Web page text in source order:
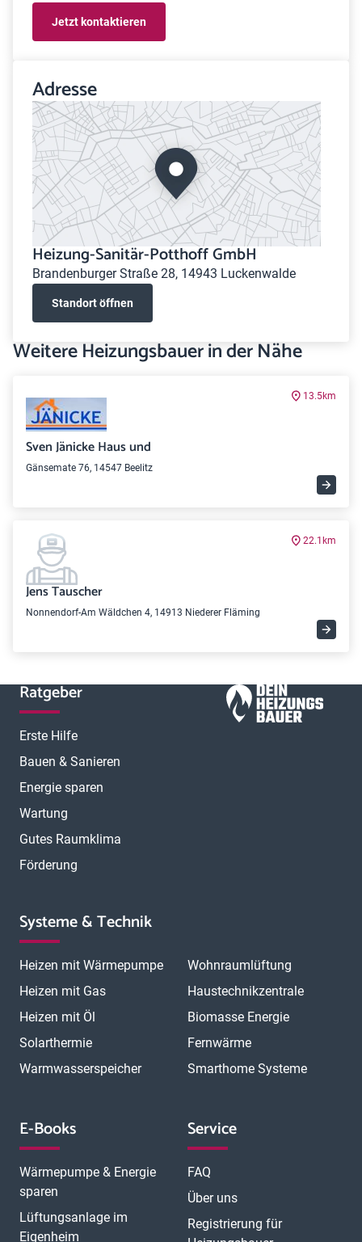
Jetzt kontaktieren
Adresse
Heizung-Sanitär-Potthoff GmbH
Brandenburger Straße 28, 14943 Luckenwalde
Standort öffnen
Weitere Heizungsbauer in der Nähe
13.5km
Sven Jänicke Haus und
Gänsemate 76, 14547 Beelitz
22.1km
Jens Tauscher
Nonnendorf-Am Wäldchen 4, 14913 Niederer Fläming
Ratgeber
Erste Hilfe
Bauen & Sanieren
Energie sparen
Wartung
Gutes Raumklima
Förderung
Systeme & Technik
Heizen mit Wärmepumpe
Heizen mit Gas
Heizen mit Öl
Solarthermie
Warmwasserspeicher
Wohnraumlüftung
Haustechnikzentrale
Biomasse Energie
Fernwärme
Smarthome Systeme
E-Books
Wärmepumpe & Energie
sparen
Lüftungsanlage im
Eigenheim
Service
FAQ
Über uns
Registrierung für